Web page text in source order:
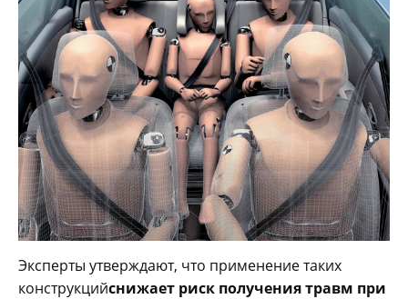
Эксперты утверждают, что применение таких
конструкцийснижает риск получения травм при